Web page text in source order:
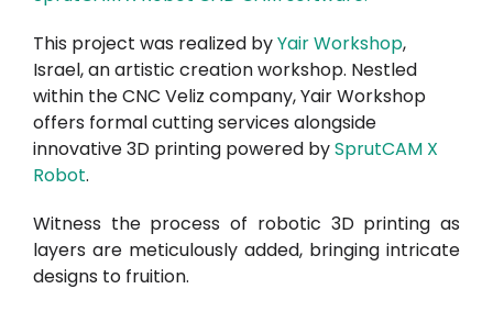
This project was realized byYair Workshop,
Israel, an artistic creation workshop. Nestled
within the CNC Veliz company, Yair Workshop
offers formal cutting services alongside
innovative 3D printing powered bySprutCAM X
Robot.
Witness the process of robotic 3D printing as
layers are meticulously added, bringing intricate
designs to fruition.